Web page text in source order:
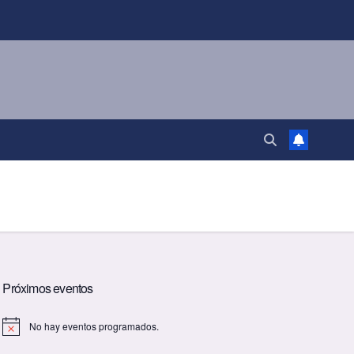
Próximos eventos
A
No hay eventos programados.